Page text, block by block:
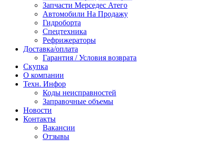
Запчасти Мерседес Атего
Автомобили На Продажу
Гидроборта
Спецтехника
Рефрижераторы
Доставка/оплата
Гарантия / Условия возврата
Скупка
О компании
Техн. Инфор
Коды неисправностей
Заправочные объемы
Новости
Контакты
Вакансии
Отзывы